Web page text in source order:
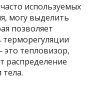
используемых
могу выделить
позволяет
тепловизор,
распределение